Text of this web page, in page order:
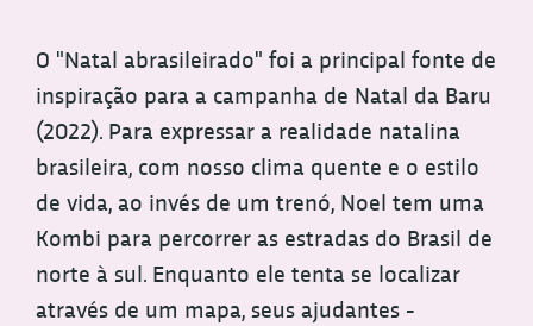
O "Natal abrasileirado" foi a principal fonte de
inspiração para a campanha de Natal da Baru
(2022). Para expressar a realidade natalina
brasileira, com nosso clima quente e o estilo
de vida, ao invés de um trenó, Noel tem uma
Kombi para percorrer as estradas do Brasil de
norte à sul. Enquanto ele tenta se localizar
através de um mapa, seus ajudantes -